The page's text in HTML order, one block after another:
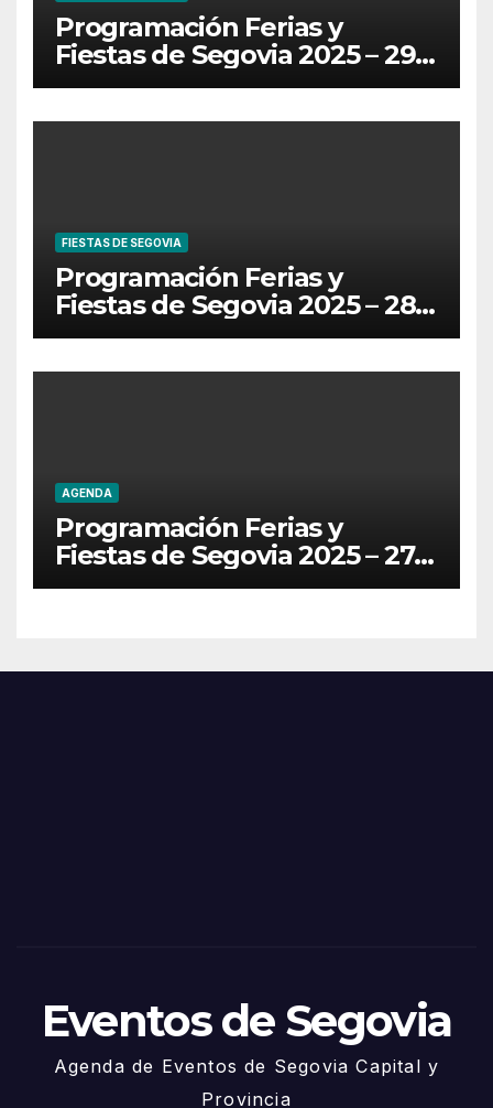
Programación Ferias y
Fiestas de Segovia 2025 – 29
de Junio
FIESTAS DE SEGOVIA
Programación Ferias y
Fiestas de Segovia 2025 – 28
de Junio
AGENDA
Programación Ferias y
Fiestas de Segovia 2025 – 27
de Junio
Eventos de Segovia
Agenda de Eventos de Segovia Capital y
Provincia